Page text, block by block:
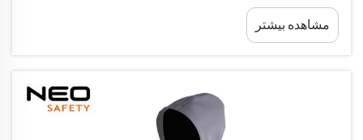
می‌کنند. این رویکرد در تدارکات، مزایای قابل توجهی ارائه می‌دهد...
مشاهده بیشتر